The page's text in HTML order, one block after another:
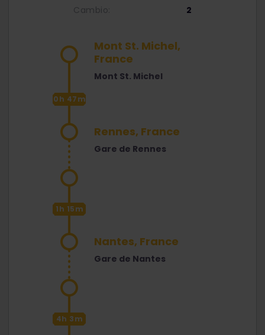
Cambio:
2
Mont St. Michel,
France
Mont St. Michel
0h 47m
Rennes, France
Gare de Rennes
1h 15m
Nantes, France
Gare de Nantes
4h 3m